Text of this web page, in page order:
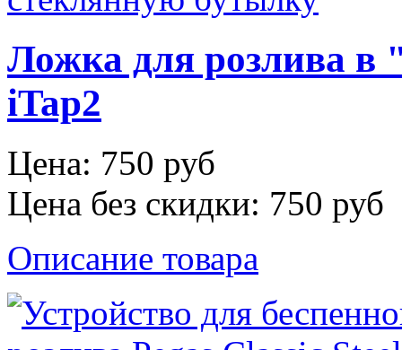
Ложка для розлива в
iTap2
Цена: 750 руб
Цена без скидки: 750 руб
Описание товара